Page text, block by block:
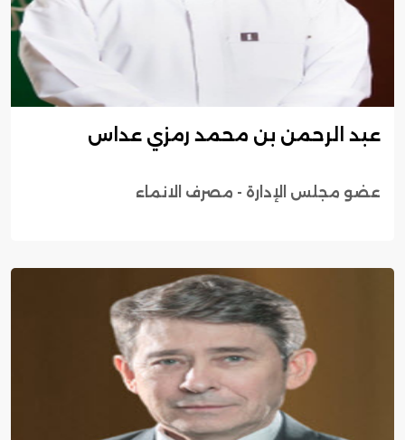
عبد الرحمن بن محمد رمزي عداس
عضو مجلس الإدارة - مصرف الانماء